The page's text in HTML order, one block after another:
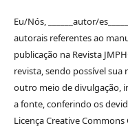
Eu/Nós, ______autor/
autorais referentes ao
publicação na Revista
revista, sendo possível
outro meio de divulgação,
a fonte, conferindo os
Licença Creative Commons